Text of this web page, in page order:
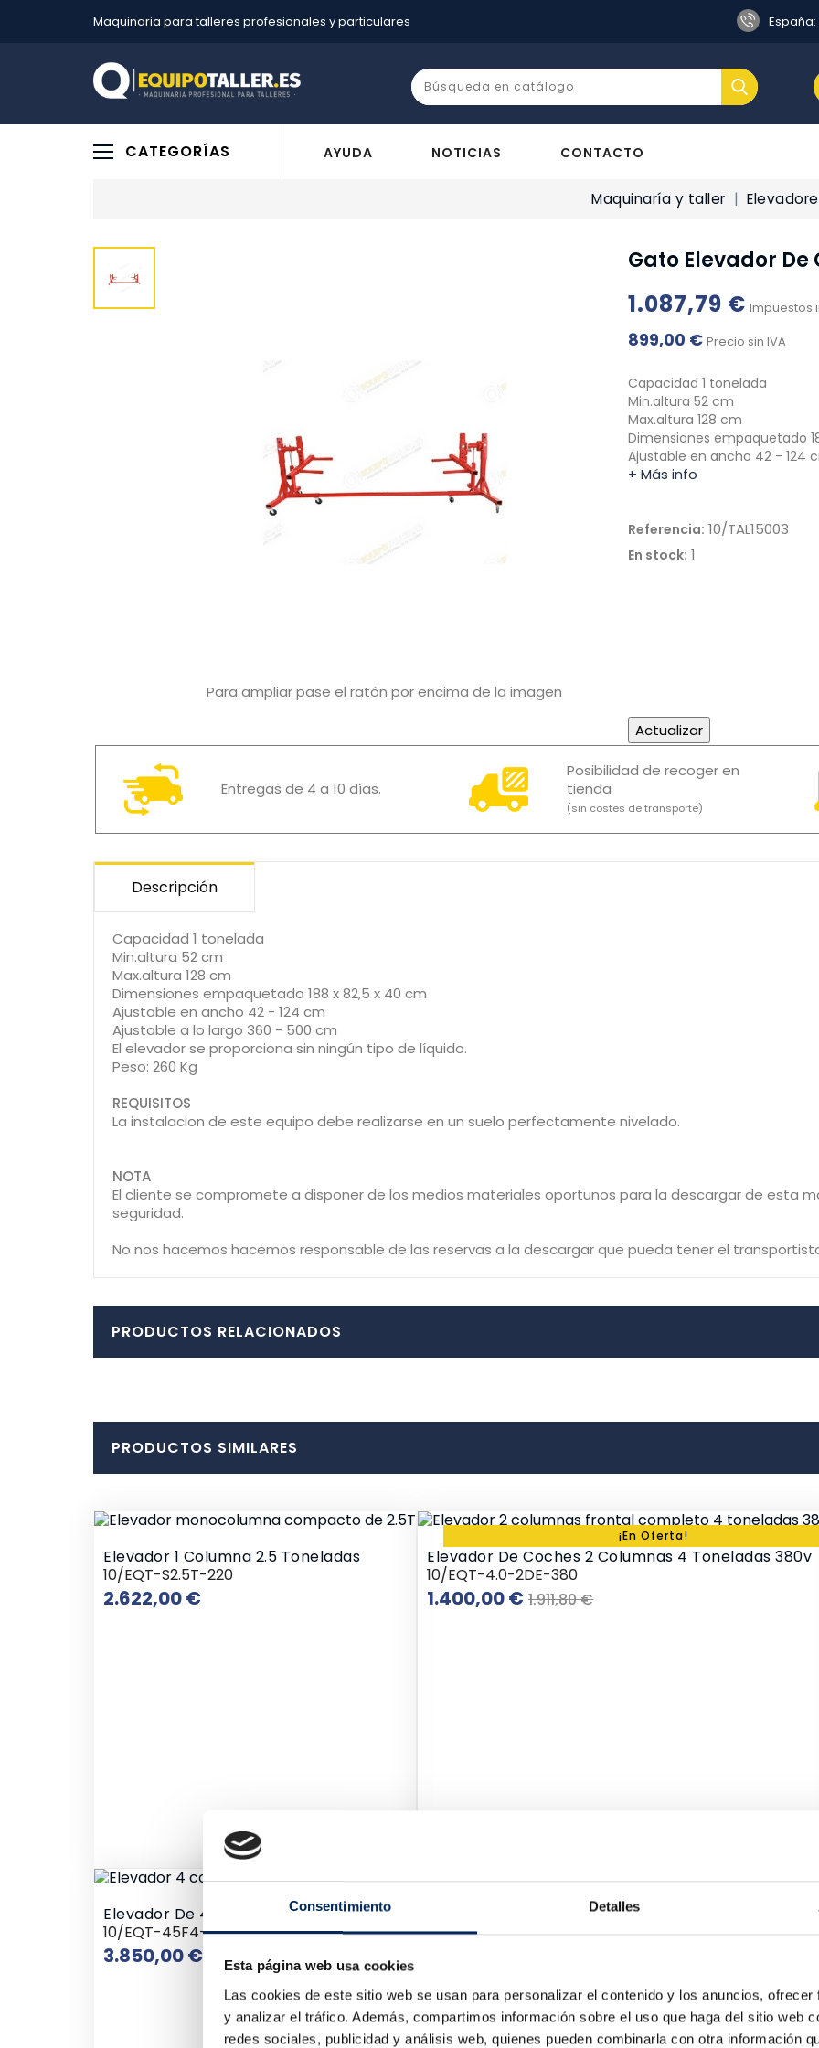
Consentimiento Detalles
Esta página web usa cookies
Las cookies de este sitio web se usan para personalizar el contenido y los anuncios,
y analizar el tráfico. Además, compartimos información sobre el uso que haga del sitio web
redes sociales, publicidad y análisis web, quienes pueden combinarla con otra información
Maquinaria para talleres profesionales y particulares España:
CATEGORÍAS AYUDA NOTICIAS CONTACTO
Maquinaría y taller
Para ampliar pase el ratón por encima de la imagen
Gato Elevador De
1.087,79 € Impuestos
899,00 € Precio sin IVA
Capacidad 1 tonelada
Min.altura 52 cm
Max.altura 128 cm
Dimensiones empaquetado
Ajustable en ancho 42 - 124
+ Más info
Referencia: 10/TAL15003
En stock: 1
Entregas de 4 a 10 días.
Posibilidad de recoger en
tienda
(sin costes de transporte)
Descripción
Capacidad 1 tonelada
Min.altura 52 cm
Max.altura 128 cm
Dimensiones empaquetado 188 x 82,5 x 40 cm
Ajustable en ancho 42 - 124 cm
Ajustable a lo largo 360 - 500 cm
El elevador se proporciona sin ningún tipo de líquido.
Peso: 260 Kg
REQUISITOS
La instalacion de este equipo debe realizarse en un suelo perfectamente nivelado.
NOTA
El cliente se compromete a disponer de los medios materiales oportunos para la descargar de esta
seguridad.
No nos hacemos hacemos responsable de las reservas a la descargar que pueda tener el
PRODUCTOS RELACIONADOS
PRODUCTOS SIMILARES
Elevador 1 Columna 2.5 Toneladas
10/EQT-S2.5T-220
2.622,00 €
¡En Oferta!
Elevador De Coches 2 Columnas 4 Toneladas 380v
10/EQT-4.0-2DE-380
1.400,00 € Precio
base
1.911,80 €Precio
Elevador De 4 Columnas Electrohidráulico
10/EQT-45F4-380
3.850,00 € Precio